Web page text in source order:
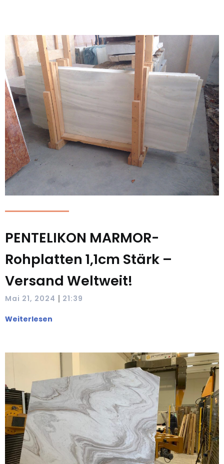
PENTELIKON MARMOR-
Rohplatten 1,1cm Stärk –
Versand Weltweit!
Mai 21, 2024 | 21:39
Weiterlesen